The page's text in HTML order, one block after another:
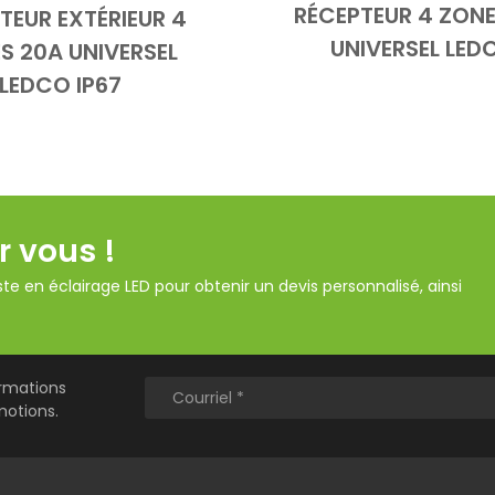
Add to CartVue d'ensemble
EXTÉRIEUR 4
20A UNIVERSEL
LEDCO IP67
Add to Cart
Vue
RÉCEPTEUR 4
UNIVERSEL
vous !
en éclairage LED pour obtenir un devis personnalisé, ainsi